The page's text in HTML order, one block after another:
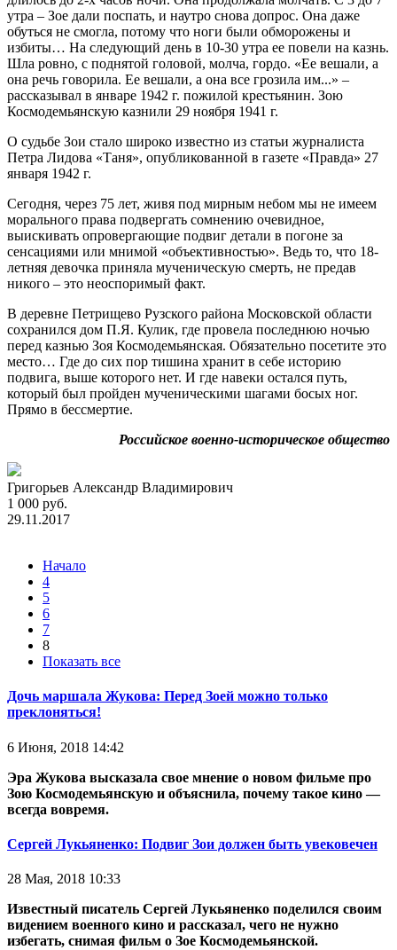
утра – Зое дали поспать, и наутро снова допрос. Она даже
обуться не смогла, потому что ноги были обморожены и
избиты… На следующий день в 10-30 утра ее повели на казнь.
Шла ровно, с поднятой головой, молча, гордо. «Ее вешали, а
она речь говорила. Ее вешали, а она все грозила им...» –
рассказывал в январе 1942 г. пожилой крестьянин. Зою
Космодемьянскую казнили 29 ноября 1941 г.
О судьбе Зои стало широко известно из статьи журналиста
Петра Лидова «Таня», опубликованной в газете «Правда» 27
января 1942 г.
Сегодня, через 75 лет, живя под мирным небом мы не имеем
морального права подвергать сомнению очевидное,
выискивать опровергающие подвиг детали в погоне за
сенсациями или мнимой «объективностью». Ведь то, что 18-
летняя девочка приняла мученическую смерть, не предав
никого – это неоспоримый факт.
В деревне Петрищево Рузского района Московской области
сохранился дом П.Я. Кулик, где провела последнюю ночью
перед казнью Зоя Космодемьянская. Обязательно посетите это
место… Где до сих пор тишина хранит в себе историю
подвига, выше которого нет. И где навеки остался путь,
который был пройден мученическими шагами босых ног.
Прямо в бессмертие.
Российское военно-историческое общество
Григорьев Александр Владимирович
1 000 руб.
29.11.2017
Начало
4
5
6
7
8
Показать все
Дочь маршала Жукова: Перед Зоей можно только
преклоняться!
6 Июня, 2018 14:42
Эра Жукова высказала свое мнение о новом фильме про
Зою Космодемьянскую и объяснила, почему такое кино —
всегда вовремя.
Сергей Лукьяненко: Подвиг Зои должен быть увековечен
28 Мая, 2018 10:33
Известный писатель Сергей Лукьяненко поделился своим
видением военного кино и рассказал, чего не нужно
избегать, снимая фильм о Зое Космодемьянской.